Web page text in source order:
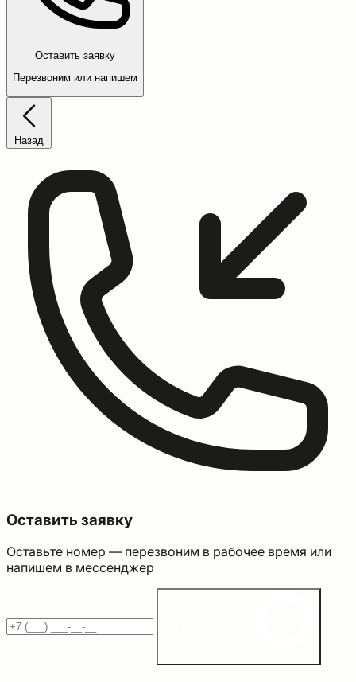
Оставить заявку
Перезвоним или напишем
Назад
Оставить заявку
Оставьте номер — перезвоним в рабочее время или
напишем в мессенджер